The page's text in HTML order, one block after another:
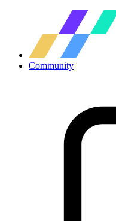
Community